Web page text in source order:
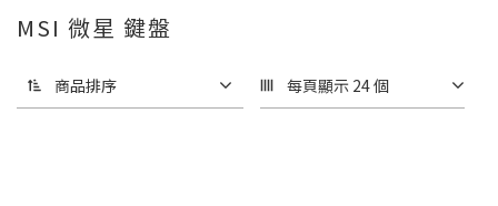
MSI 微星 鍵盤
商品排序 每頁顯示 24 個